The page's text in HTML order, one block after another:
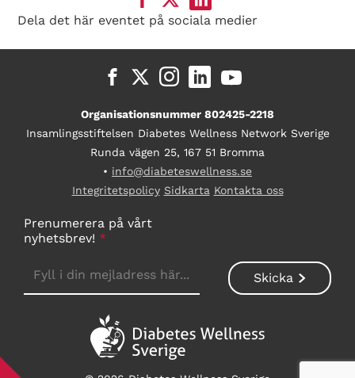
Dela det här eventet på sociala medier
Organisationsnummer 802425-2218
Insamlingsstiftelsen Diabetes Wellness Network Sverige
Runda vägen 25, 167 51 Bromma
• info@diabeteswellness.se
Integritetspolicy Sidkarta Kontakta oss
Prenumerera på vårt
nyhetsbrev! *